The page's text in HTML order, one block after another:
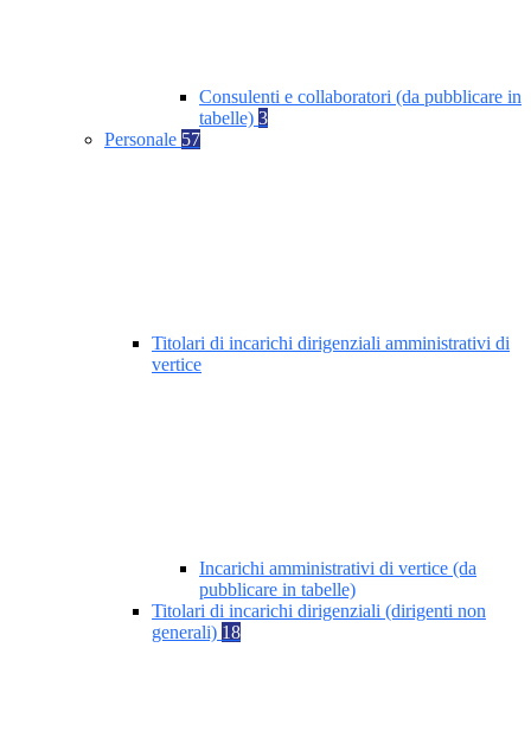
Consulenti e collaboratori (da pubblicare in
tabelle) 3
Personale 57
Titolari di incarichi dirigenziali amministrativi di
vertice
Incarichi amministrativi di vertice (da
pubblicare in tabelle)
Titolari di incarichi dirigenziali (dirigenti non
generali) 18